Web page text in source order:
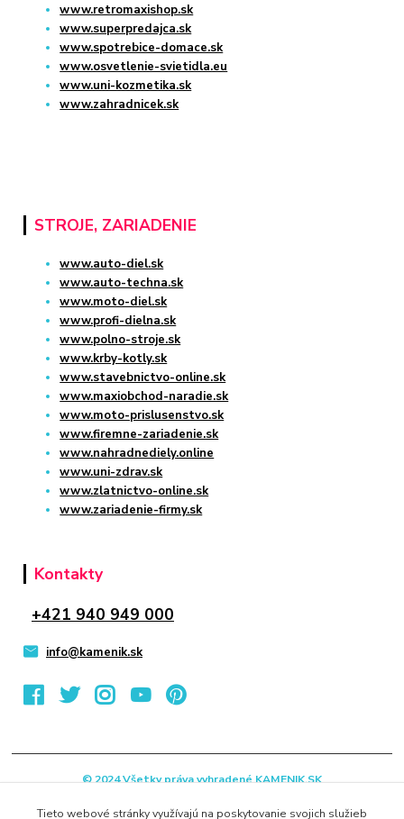
www.retromaxishop.sk
www.superpredajca.sk
www.spotrebice-domace.sk
www.osvetlenie-svietidla.eu
www.uni-kozmetika.sk
www.zahradnicek.sk
STROJE, ZARIADENIE
www.auto-diel.sk
www.auto-techna.sk
www.moto-diel.sk
www.profi-dielna.sk
www.polno-stroje.sk
www.krby-kotly.sk
www.stavebnictvo-online.sk
www.maxiobchod-naradie.sk
www.moto-prislusenstvo.sk
www.firemne-zariadenie.sk
www.nahradnediely.online
www.uni-zdrav.sk
www.zlatnictvo-online.sk
www.zariadenie-firmy.sk
Kontakty
+421 940 949 000
info@kamenik.sk
© 2024 Všetky práva vyhradené KAMENIK.SK
Tieto webové stránky využívajú na poskytovanie svojich služieb